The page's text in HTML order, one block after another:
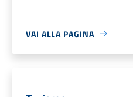
VAI ALLA PAGINA